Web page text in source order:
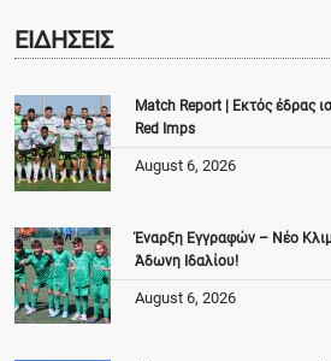
ΕΙΔΗΣΕΙΣ
Match Report | Εκτός έδρας
Red Imps
August 6, 2026
Έναρξη Εγγραφών – Νέο
Άδωνη Ιδαλίου!
August 6, 2026